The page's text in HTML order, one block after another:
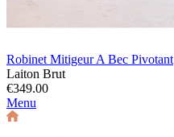
Robinet Mitigeur A Bec Pivotant
Laiton Brut
€349.00
Menu